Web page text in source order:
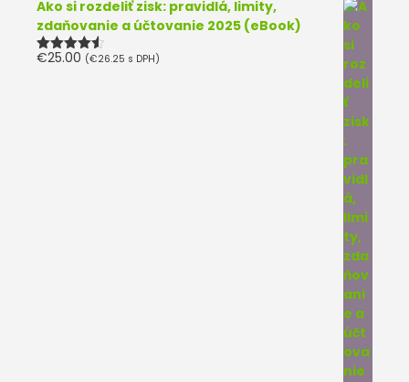
Ako si rozdeliť zisk: pravidlá, limity,
zdaňovanie a účtovanie 2025 (eBook)
Hodnotenie
€25.00 (€26.25 s DPH)